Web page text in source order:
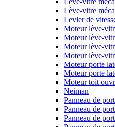
Lève-vitre
Lève-vitre
Levier de
Moteur lève-
Moteur lève-
Moteur lève-
Moteur lève-
Moteur porte
Moteur porte
Moteur toit
Neiman
Panneau de
Panneau de
Panneau de